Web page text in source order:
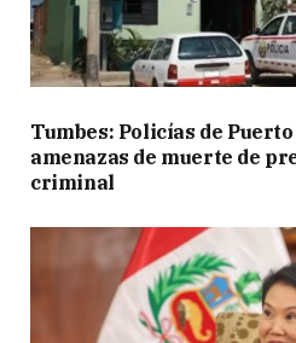
Tumbes: Policías de
amenazas de muerte de
criminal